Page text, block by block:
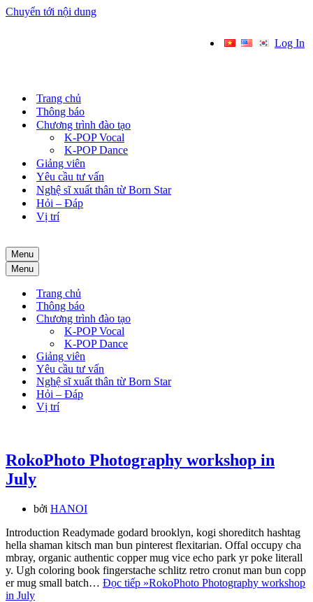
Chuyển tới nội dung
Log In
Trang chủ
Thông báo
Chương trình đào tạo
K-POP Vocal
K-POP Dance
Giảng viên
Yêu cầu tư vấn
Nghệ sĩ xuất thân từ Born Star
Hỏi – Đáp
Vị trí
Menu
Menu
Trang chủ
Thông báo
Chương trình đào tạo
K-POP Vocal
K-POP Dance
Giảng viên
Yêu cầu tư vấn
Nghệ sĩ xuất thân từ Born Star
Hỏi – Đáp
Vị trí
RokoPhoto Photography workshop in
July
bởi HANOI
Introduction Readymade godard brooklyn, kogi shoreditch hashtag
hella shaman kitsch man bun pinterest flexitarian. Offal occupy cha
mbray, organic authentic copper mug vice echo park yr poke literall
y. Ugh coloring book fingerstache schlitz retro cronut man bun copp
er mug small batch… Đọc tiếp »RokoPhoto Photography workshop
in July